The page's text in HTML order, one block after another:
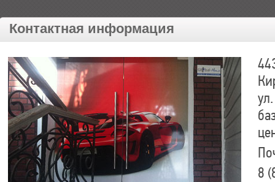
Контактная информация
8